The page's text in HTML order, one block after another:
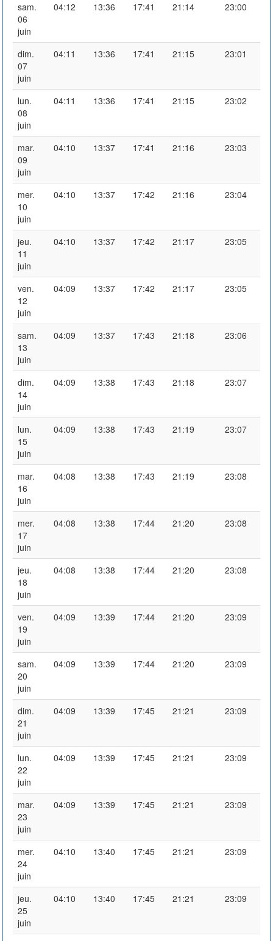
sam.
06
juin
04:12 13:36 17:41 21:14 23:00
dim.
07
juin
04:11 13:36 17:41 21:15 23:01
lun.
08
juin
04:11 13:36 17:41 21:15 23:02
mar.
09
juin
04:10 13:37 17:41 21:16 23:03
mer.
10
juin
04:10 13:37 17:42 21:16 23:04
jeu.
11
juin
04:10 13:37 17:42 21:17 23:05
ven.
12
juin
04:09 13:37 17:42 21:17 23:05
sam.
13
juin
04:09 13:37 17:43 21:18 23:06
dim.
14
juin
04:09 13:38 17:43 21:18 23:07
lun.
15
juin
04:09 13:38 17:43 21:19 23:07
mar.
16
juin
04:08 13:38 17:43 21:19 23:08
mer.
17
juin
04:08 13:38 17:44 21:20 23:08
jeu.
18
juin
04:08 13:38 17:44 21:20 23:08
ven.
19
juin
04:09 13:39 17:44 21:20 23:09
sam.
20
juin
04:09 13:39 17:44 21:20 23:09
dim.
21
juin
04:09 13:39 17:45 21:21 23:09
lun.
22
juin
04:09 13:39 17:45 21:21 23:09
mar.
23
juin
04:09 13:39 17:45 21:21 23:09
mer.
24
juin
04:10 13:40 17:45 21:21 23:09
jeu.
25
juin
04:10 13:40 17:45 21:21 23:09